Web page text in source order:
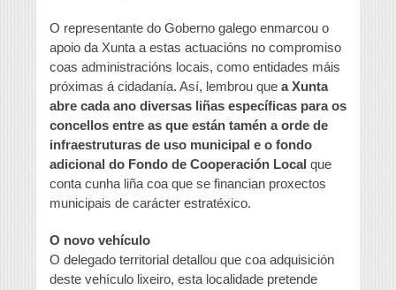
O representante do Goberno galego enmarcou o
apoio da Xunta a estas actuacións no compromiso
coas administracións locais, como entidades máis
próximas á cidadanía. Así, lembrou que a Xunta
abre cada ano diversas liñas específicas para os
concellos entre as que están tamén a orde de
infraestruturas de uso municipal e o fondo
adicional do Fondo de Cooperación Local que
conta cunha liña coa que se financian proxectos
municipais de carácter estratéxico.
O novo vehículo
O delegado territorial detallou que coa adquisición
deste vehículo lixeiro, esta localidade pretende